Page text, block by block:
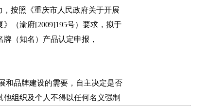
按照《重庆市人民政府关于开展
（渝府[2009]195号）要求，拟于
（知名）产品认定申报，
和品牌建设的需要，自主决定是否
组织及个人不得以任何名义强制